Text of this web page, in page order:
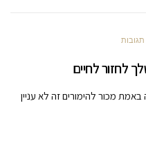
תגובות
לחזור לחיים
מכור להימורים זה לא עניין